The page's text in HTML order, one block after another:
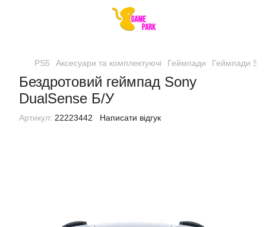
PS5 Аксесуари та комплектуючі Геймпади Геймпади
Бездротовий геймпад Sony
DualSense Б/У
Артикул: 22223442 Написати відгук